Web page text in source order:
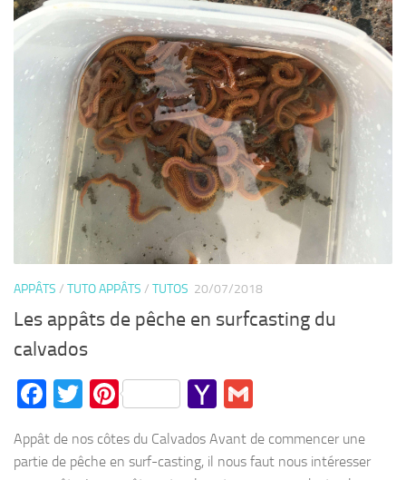
APPÂTS / TUTO APPÂTS / TUTOS 20/07/2018
Les appâts de pêche en surfcasting du
calvados
Facebook
TwitterPinterestYahoo
Appât de nos côtes du Calvados Avant de commencer une
partie de pêche en surf-casting, il nous faut nous intéresser